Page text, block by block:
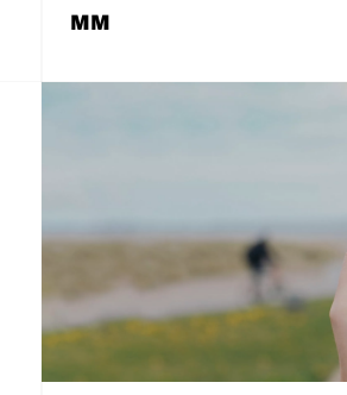
мм